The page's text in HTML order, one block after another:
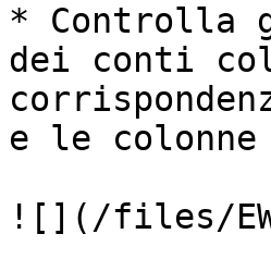
* Controlla
dei conti
e le
![](/files/